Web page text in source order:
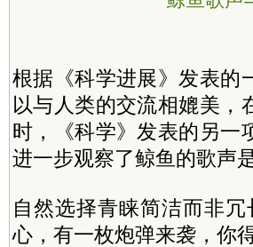
根据《科学进展》发表的
以与人类的交流相媲美，
时，《科学》发表的另一
进一步观察了鲸鱼的歌声
自然选择青睐简洁而非
心，有一枚炮弹来袭，你